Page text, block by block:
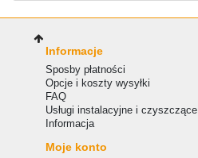
Informacje
Sposby płatności
Opcje i koszty wysyłki
FAQ
Usługi instalacyjne i czyszczące
Informacja
Moje konto